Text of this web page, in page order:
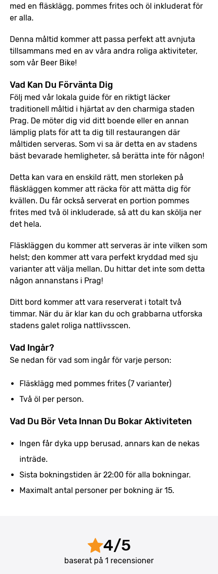
med en fläsklägg, pommes frites och öl inkluderat för
er alla.
Denna måltid kommer att passa perfekt att avnjuta
tillsammans med en av våra andra roliga aktiviteter,
som vår Beer Bike!
Vad Kan Du Förvänta Dig
Följ med vår lokala guide för en riktigt läcker
traditionell måltid i hjärtat av den charmiga staden
Prag. De möter dig vid ditt boende eller en annan
lämplig plats för att ta dig till restaurangen där
måltiden serveras. Som vi sa är detta en av stadens
bäst bevarade hemligheter, så berätta inte för någon!
Detta kan vara en enskild rätt, men storleken på
fläskläggen kommer att räcka för att mätta dig för
kvällen. Du får också serverat en portion pommes
frites med två öl inkluderade, så att du kan skölja ner
det hela.
Fläskläggen du kommer att serveras är inte vilken som
helst; den kommer att vara perfekt kryddad med sju
varianter att välja mellan. Du hittar det inte som detta
någon annanstans i Prag!
Ditt bord kommer att vara reserverat i totalt två
timmar. När du är klar kan du och grabbarna utforska
stadens galet roliga nattlivsscen.
Vad Ingår?
Se nedan för vad som ingår för varje person:
Fläsklägg med pommes frites (7 varianter)
Två öl per person.
Vad Du Bör Veta Innan Du Bokar Aktiviteten
Ingen får dyka upp berusad, annars kan de nekas
inträde.
Sista bokningstiden är 22:00 för alla bokningar.
Maximalt antal personer per bokning är 15.
4/5
baserat på 1 recensioner